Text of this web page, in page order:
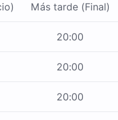
Más tarde (Final)
20:00
20:00
20:00